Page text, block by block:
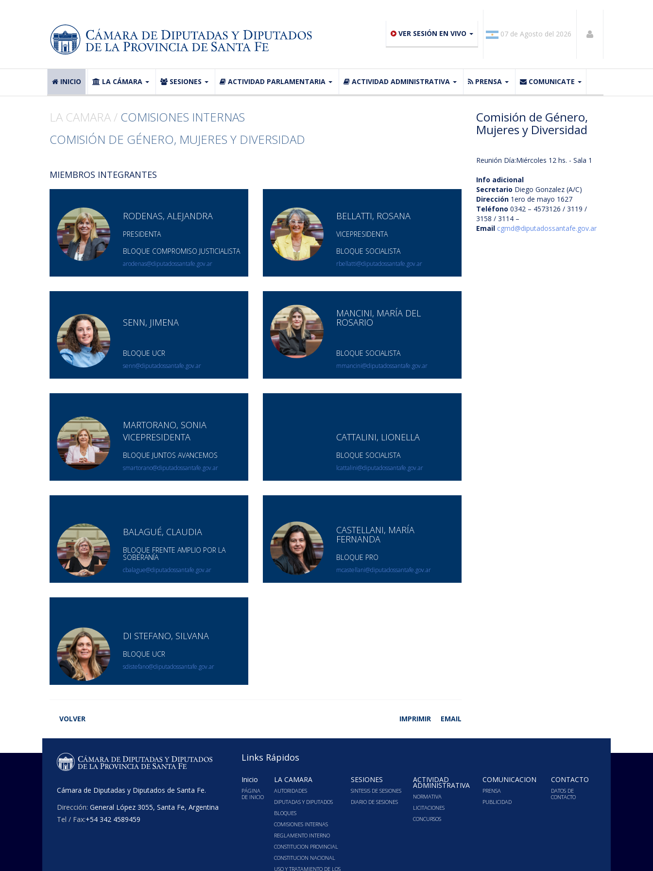
VER SESIÓN EN VIVO 07 de Agosto del 2026
INICIO LA CÁMARA SESIONES ACTIVIDAD PARLAMENTARIA ACTIVIDAD ADMINISTRATIVA PRENSA COMUNICATE
LA CAMARA / COMISIONES INTERNAS
COMISIÓN DE GÉNERO, MUJERES Y DIVERSIDAD
MIEMBROS INTEGRANTES
RODENAS, ALEJANDRA
PRESIDENTA
BLOQUE COMPROMISO JUSTICIALISTA
arodenas@diputadossantafe.gov.ar
BELLATTI, ROSANA
VICEPRESIDENTA
BLOQUE SOCIALISTA
rbellatti@diputadossantafe.gov.ar
SENN, JIMENA
BLOQUE UCR
senn@diputadossantafe.gov.ar
MANCINI, MARÍA DEL
ROSARIO
BLOQUE SOCIALISTA
mmancini@diputadossantafe.gov.ar
MARTORANO, SONIA
VICEPRESIDENTA
BLOQUE JUNTOS AVANCEMOS
smartorano@diputadossantafe.gov.ar
CATTALINI, LIONELLA
BLOQUE SOCIALISTA
lcattalini@diputadossantafe.gov.ar
BALAGUÉ, CLAUDIA
BLOQUE FRENTE AMPLIO POR LA
SOBERANÍA
cbalague@diputadossantafe.gov.ar
CASTELLANI, MARÍA
FERNANDA
BLOQUE PRO
mcastellani@diputadossantafe.gov.ar
DI STEFANO, SILVANA
BLOQUE UCR
sdistefano@diputadossantafe.gov.ar
VOLVER EMAIL
IMPRIMIR
Comisión de Género,
Mujeres y Diversidad
Reunión Día:Miércoles 12 hs. - Sala 1
Info adicional
Secretario Diego Gonzalez (A/C)
Dirección1ero de mayo 1627
Teléfono 0342 – 4573126 / 3119 /
3158 / 3114 –
Email cgmd@diputadossantafe.gov.ar
Cámara de Diputadas y Diputados de Santa Fe.
Dirección: General López 3055, Santa Fe, Argentina
Tel / Fax:+54 342 4589459
Links Rápidos
Inicio
PÁGINA
DE INICIO
LA CÁMARA
AUTORIDADES
DIPUTADAS Y DIPUTADOS
BLOQUES
COMISIONES INTERNAS
REGLAMENTO INTERNO
CONSTITUCION PROVINCIAL
CONSTITUCION NACIONAL
USO Y TRATAMIENTO DE LOS
SESIONES
SINTESIS DE SESIONES
DIARIO DE SESIONES
ACTIVIDAD
ADMINISTRATIVA
NORMATIVA
LICITACIONES
CONCURSOS
COMUNICACIÓN
PRENSA
PUBLICIDAD
CONTACTO
DATOS DE
CONTACTO